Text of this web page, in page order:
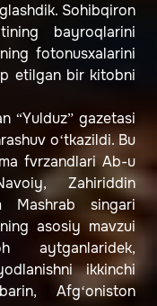
Sohibqiron
bayroqlarini
fotonusxalarini
etilgan bir kitobni
“Yulduz” gazetasi
o‘tkazildi. Bu
fvrzandlari Ab-u
Zahiriddin
Mashrab singari
asosiy mavzui
aytganlaridek,
ikkinchi
Afg‘oniston